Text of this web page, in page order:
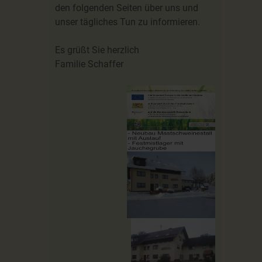
den folgenden Seiten über uns und
unser tägliches Tun zu informieren.
Es grüßt Sie herzlich
Familie Schaffer